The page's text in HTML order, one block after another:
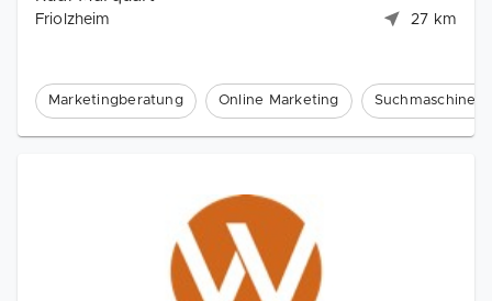
Friolzheim 27 km
Marketingberatung Online Marketing